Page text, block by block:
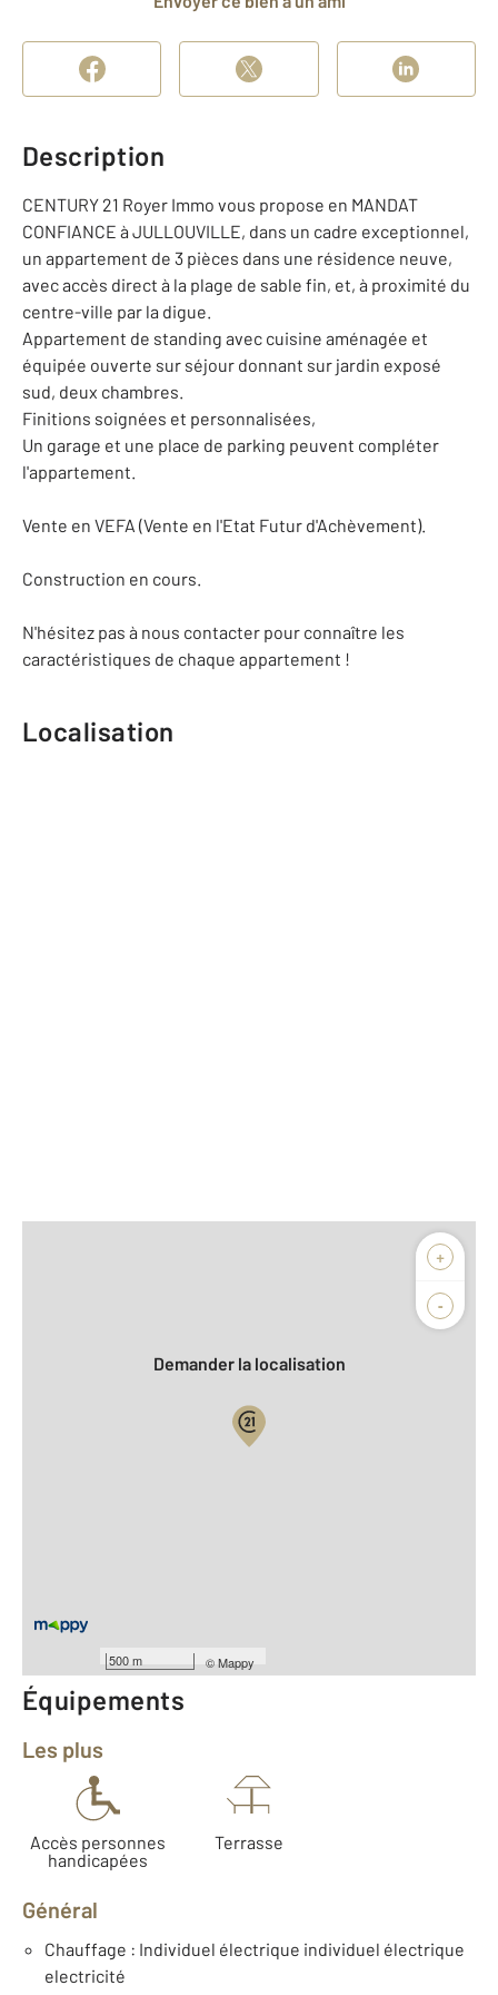
Description
CENTURY 21 Royer Immo vous propose en MANDAT
CONFIANCE à JULLOUVILLE, dans un cadre exceptionnel,
un appartement de 3 pièces dans une résidence neuve,
avec accès direct à la plage de sable fin, et, à proximité du
centre-ville par la digue.
Appartement de standing avec cuisine aménagée et
équipée ouverte sur séjour donnant sur jardin exposé
sud, deux chambres.
Finitions soignées et personnalisées,
Un garage et une place de parking peuvent compléter
l'appartement.
Vente en VEFA (Vente en l'Etat Futur d'Achèvement).
Construction en cours.
N'hésitez pas à nous contacter pour connaître les
caractéristiques de chaque appartement !
Localisation
+
-
500 m ©Mappy
Biens vendus
Demander la localisation
Type de construction : Traditionnelle
Équipements
Les plus
Accès personnes
handicapées
Terrasse
Général
Chauffage : Individuel électrique individuel électrique
electricité